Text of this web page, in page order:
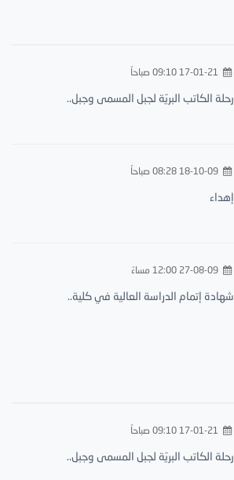
رحلة الكاتب البريّة لجبل المسمى وجبل..
18-10-09 08:28 صباحاً
إهداء
27-08-09 12:00 مساءً
شهادة إتمام الدراسة العالية في كلية..
رحلة الكاتب البريّة لجبل المسمى وجبل..